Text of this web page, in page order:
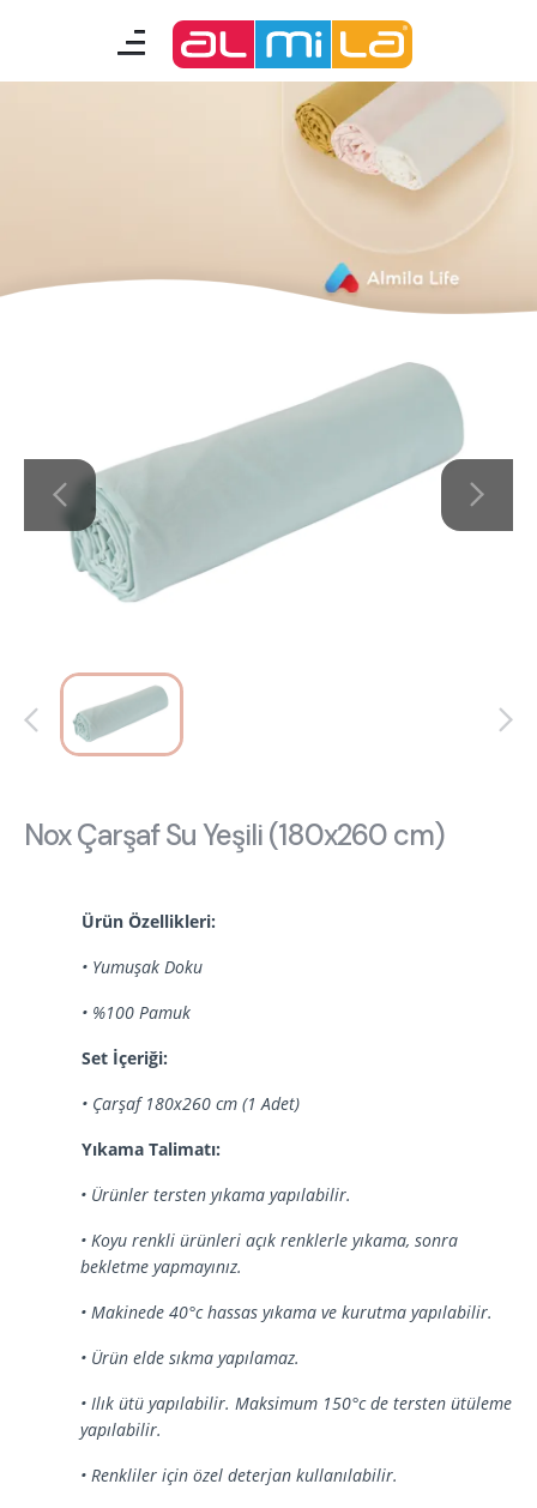
genç odası
Almila Life Concept
Bilgi Toplumu Hizmetleri
Bize Ulaşın
En Yakın Almila
Hakkımızda
Kataloglar
Kurulum & Teslimat
Nox Çarşaf Su Yeşili (180x260 cm)
Ürün Özellikleri:
• Yumuşak Doku
• %100 Pamuk
Set İçeriği:
• Çarşaf 180x260 cm (1 Adet)
Yıkama Talimatı:
• Ürünler tersten yıkama yapılabilir.
• Koyu renkli ürünleri açık renklerle yıkama, sonra
bekletme yapmayınız.
• Makinede 40°c hassas yıkama ve kurutma yapılabilir.
• Ürün elde sıkma yapılamaz.
• Ilık ütü yapılabilir. Maksimum 150°c de tersten ütüleme
yapılabilir.
• Renkliler için özel deterjan kullanılabilir.